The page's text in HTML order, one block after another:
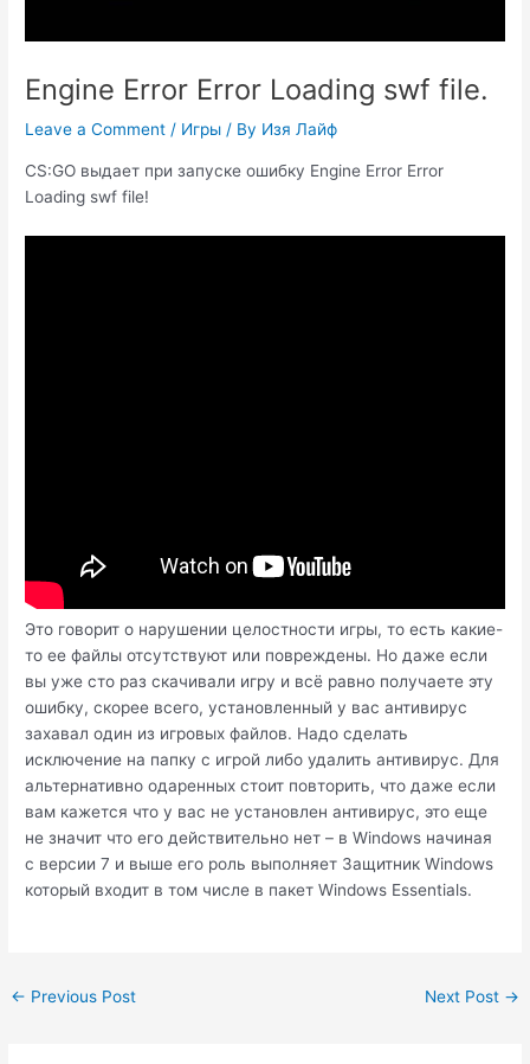
Engine Error Error Loading swf file.
Leave a Comment / Игры / By Изя Лайф
CS:GO выдает при запуске ошибку Engine Error Error
Loading swf file!
Это говорит о нарушении целостности игры, то есть какие-
то ее файлы отсутствуют или повреждены. Но даже если
вы уже сто раз скачивали игру и всё равно получаете эту
ошибку, скорее всего, установленный у вас антивирус
захавал один из игровых файлов. Надо сделать
исключение на папку с игрой либо удалить антивирус. Для
альтернативно одаренных стоит повторить, что даже если
вам кажется что у вас не установлен антивирус, это еще
не значит что его действительно нет – в Windows начиная
с версии 7 и выше его роль выполняет Защитник Windows
который входит в том числе в пакет Windows Essentials.
Post
← Previous Post Next Post →